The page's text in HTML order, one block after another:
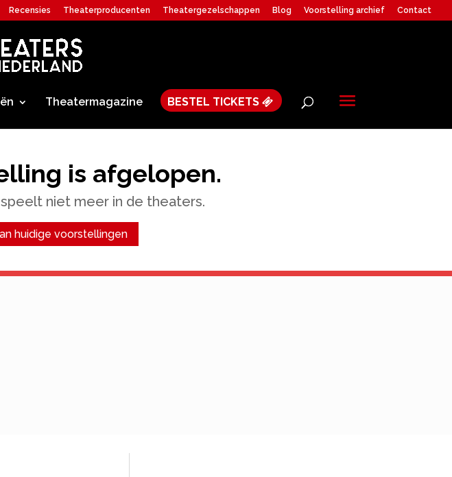
Recensies Theaterproducenten Theatergezelschappen Blog Voorstelling archief Contact
Theatermagazine BESTEL TICKETS
is afgelopen.
niet meer in de theaters.
huidige voorstellingen